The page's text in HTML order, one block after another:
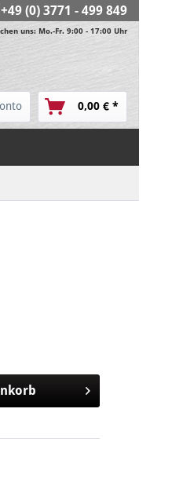
+49 (0) 3771 - 499 849
uns: Mo.-Fr. 9:00 - 17:00 Uhr
0,00 € *